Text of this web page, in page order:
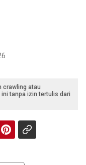
crawling atau
tanpa izin tertulis dari